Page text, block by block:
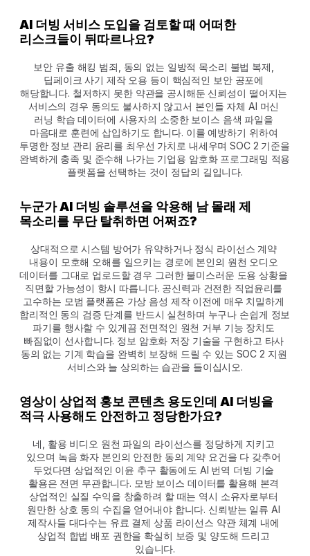
AI 더빙 서비스 도입을 검토할 때 어떠한
리스크들이 뒤따르나요?
보안 유출 해킹 범죄, 동의 없는 일방적 목소리 불법 복제,
딥페이크 사기 제작 오용 등이 핵심적인 보안 공포에
해당합니다. 철저하지 못한 약관을 공시해둔 신뢰성이 떨어지는
서비스의 경우 동의도 불사하지 않고서 본인들 자체 AI 머신
러닝 학습 데이터에 사용자의 소중한 보이스 음색 파일을
마음대로 훈련에 삽입하기도 합니다. 이를 예방하기 위하여
투명한 정보 관리 윤리를 최우선 가치로 내세우며 SOC 2 기준을
완벽하게 충족 및 준수해 나가는 기업용 암호화 프로그래밍 적용
플랫폼을 선택하는 것이 정답의 길입니다.
누군가 AI 더빙 솔루션을 악용해 남 몰래 제
목소리를 무단 탈취하면 어쩌죠?
상대적으로 시스템 방어가 유약하거나 정식 라이선스 계약
내용이 모호해 오해를 일으키는 경로에 본인의 원천 오디오
데이터를 그대로 업로드할 경우 그러한 불미스러운 도용 상황을
직면할 가능성이 항시 따릅니다. 공신력과 건전한 직업윤리를
고수하는 모범 플랫폼은 가상 음성 제작 이전에 매우 치밀하게
합리적인 동의 검증 단계를 반드시 실천하며 누구나 손쉽게 정보
파기를 행사할 수 있게끔 전면적인 원천 거부 기능 장치도
빠짐없이 선사합니다. 정보 암호화 저장 기술을 구현하고 타사
동의 없는 기계 학습을 완벽히 보장해 드릴 수 있는 SOC 2 지원
서비스와 늘 상의하는 습관을 들이십시오.
영상이 상업적 홍보 콘텐츠 용도인데 AI 더빙을
적극 사용해도 안전하고 정당한가요?
네, 활용 비디오 원천 파일의 라이선스를 정당하게 지키고
있으며 녹음 화자 본인의 안전한 동의 계약 요건을 다 갖추어
두었다면 상업적인 이윤 추구 활동에도 AI 번역 더빙 기술
활용은 전면 무관합니다. 모방 보이스 데이터를 활용해 본격
상업적인 실질 수익을 창출하려 할 때는 역시 소유자로부터
원만한 상호 동의 수집을 얻어내야 합니다. 신뢰받는 일류 AI
제작사들 대다수는 유료 결제 상품 라이선스 약관 체계 내에
상업적 합법 배포 권한을 확실히 보증 및 양도해 드리고
있습니다.